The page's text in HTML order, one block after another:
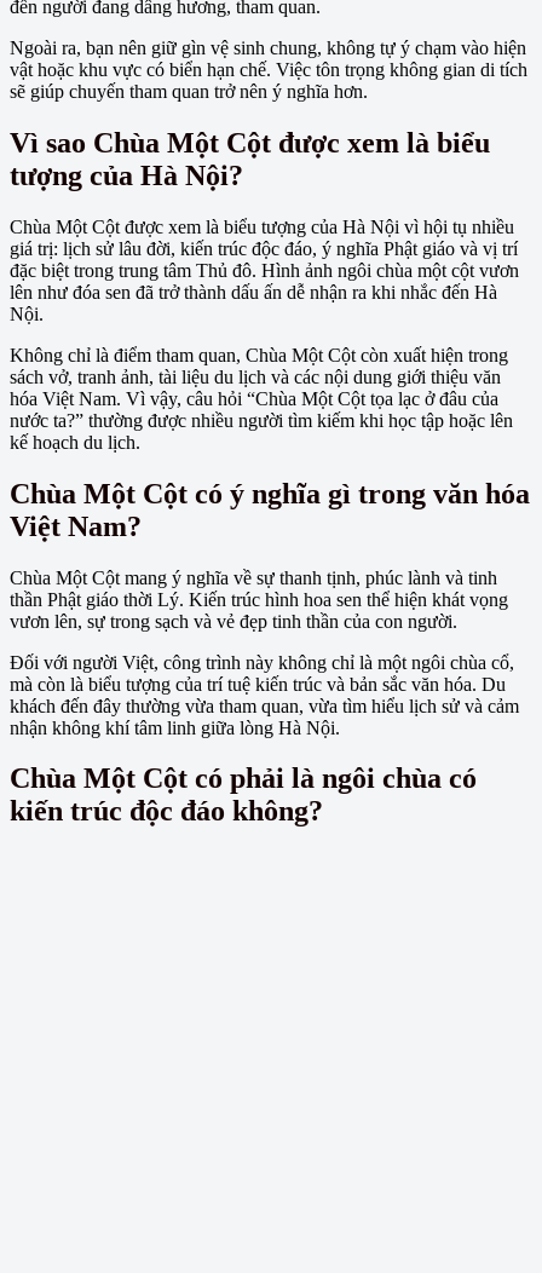
đến người đang dâng hương, tham quan.
Ngoài ra, bạn nên giữ gìn vệ sinh chung, không tự ý chạm vào hiện
vật hoặc khu vực có biển hạn chế. Việc tôn trọng không gian di tích
sẽ giúp chuyến tham quan trở nên ý nghĩa hơn.
Vì sao Chùa Một Cột được xem là biểu
tượng của Hà Nội?
Chùa Một Cột được xem là biểu tượng của Hà Nội vì hội tụ nhiều
giá trị: lịch sử lâu đời, kiến trúc độc đáo, ý nghĩa Phật giáo và vị trí
đặc biệt trong trung tâm Thủ đô. Hình ảnh ngôi chùa một cột vươn
lên như đóa sen đã trở thành dấu ấn dễ nhận ra khi nhắc đến Hà
Nội.
Không chỉ là điểm tham quan, Chùa Một Cột còn xuất hiện trong
sách vở, tranh ảnh, tài liệu du lịch và các nội dung giới thiệu văn
hóa Việt Nam. Vì vậy, câu hỏi “Chùa Một Cột tọa lạc ở đâu của
nước ta?” thường được nhiều người tìm kiếm khi học tập hoặc lên
kế hoạch du lịch.
Chùa Một Cột có ý nghĩa gì trong văn hóa
Việt Nam?
Chùa Một Cột mang ý nghĩa về sự thanh tịnh, phúc lành và tinh
thần Phật giáo thời Lý. Kiến trúc hình hoa sen thể hiện khát vọng
vươn lên, sự trong sạch và vẻ đẹp tinh thần của con người.
Đối với người Việt, công trình này không chỉ là một ngôi chùa cổ,
mà còn là biểu tượng của trí tuệ kiến trúc và bản sắc văn hóa. Du
khách đến đây thường vừa tham quan, vừa tìm hiểu lịch sử và cảm
nhận không khí tâm linh giữa lòng Hà Nội.
Chùa Một Cột có phải là ngôi chùa có
kiến trúc độc đáo không?